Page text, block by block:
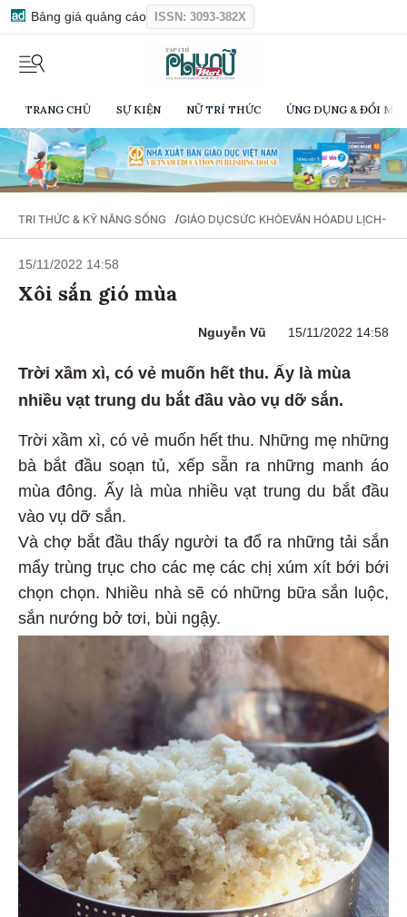
Bảng giá quảng cáo ISSN: 3093-382X
TRANG CHỦ SỰ KIỆN NỮ TRÍ THỨC ỨNG DỤNG & ĐỔI
TRI THỨC & KỸ NĂNG SỐNG /GIÁO DỤCSỨC KHỎEVĂN HÓADU LỊCH-
15/11/2022 14:58
Xôi sắn gió mùa
Nguyễn Vũ 15/11/2022 14:58
Trời xầm xì, có vẻ muốn hết thu. Ấy là mùa
nhiều vạt trung du bắt đầu vào vụ dỡ sắn.
Trời xầm xì, có vẻ muốn hết thu. Những mẹ những
bà bắt đầu soạn tủ, xếp sẵn ra những manh áo
mùa đông. Ấy là mùa nhiều vạt trung du bắt đầu
vào vụ dỡ sắn.
Và chợ bắt đầu thấy người ta đổ ra những tải sắn
mẩy trùng trục cho các mẹ các chị xúm xít bới bới
chọn chọn. Nhiều nhà sẽ có những bữa sắn luộc,
sắn nướng bở tơi, bùi ngậy.